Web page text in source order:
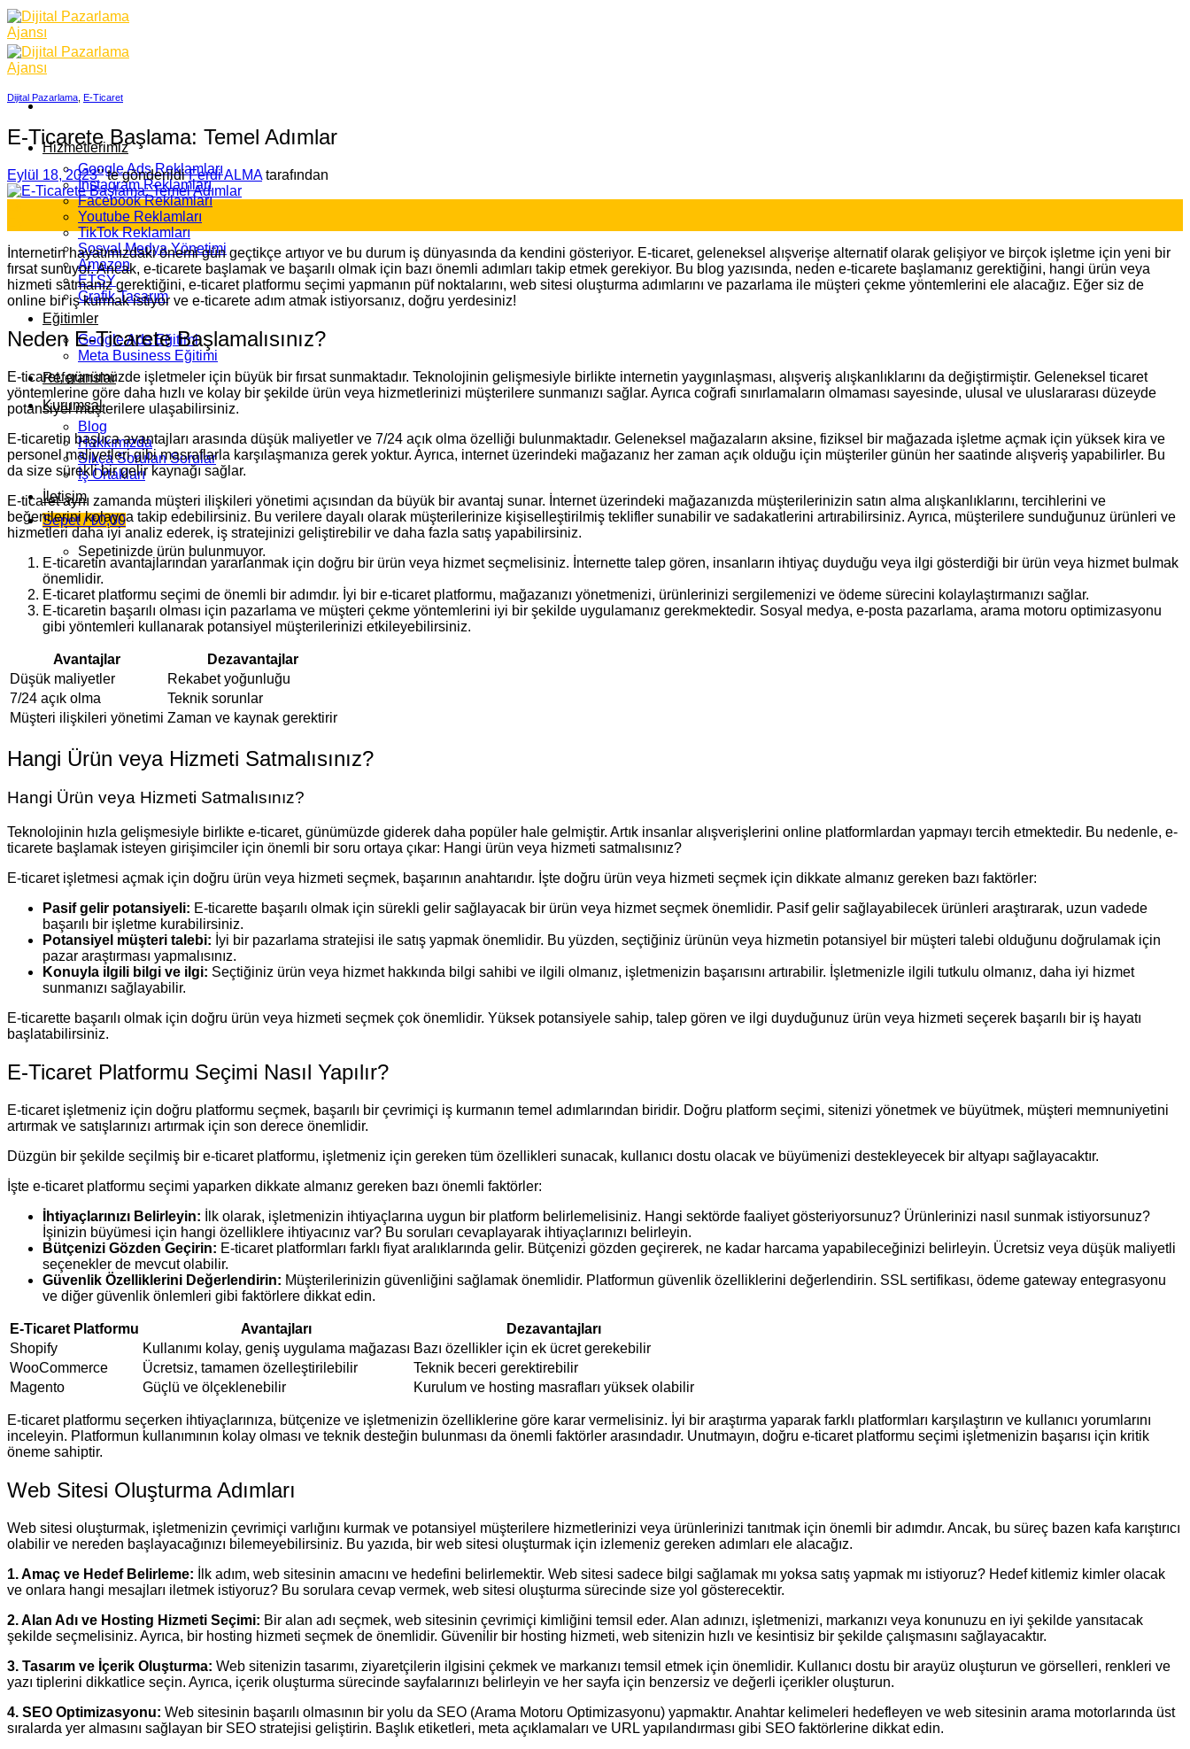
Skip
to
content
Hizmetlerimiz
Google Ads Reklamları
İnstagram Reklamları
Facebook Reklamları
Youtube Reklamları
TikTok Reklamları
Sosyal Medya Yönetimi
Amazon
ETSY
Grafik Tasarım
Eğitimler
Google Ads Eğitimi
Meta Business Eğitimi
Referanslar
Kurumsal
Blog
Hakkımızda
Sıkça Sorulan Sorular
İş Ortakları
İletişim
Sepet /₺0,00
Sepetinizde ürün bulunmuyor.
Dijital Pazarlama E-Ticaret
E-Ticarete Başlama: Temel Adımlar
Eylül 18, 2023’' te gönderildi Ferdi ALMAtarafından
İnternetin hayatımızdaki önemi gün geçtikçe artıyor ve bu durum iş dünyasında da kendini gösteriyor. E-ticaret, geleneksel alışverişe alternatif olarak gelişiyor ve birçok işletme için yeni bir
fırsat sunuyor. Ancak, e-ticarete başlamak ve başarılı olmak için bazı önemli adımları takip etmek gerekiyor. Bu blog yazısında, neden e-ticarete başlamanız gerektiğini, hangi ürün veya
hizmeti satmanız gerektiğini, e-ticaret platformu seçimi yapmanın püf noktalarını, web sitesi oluşturma adımlarını ve pazarlama ile müşteri çekme yöntemlerini ele alacağız. Eğer siz de
online bir iş kurmak istiyor ve e-ticarete adım atmak istiyorsanız, doğru yerdesiniz!
Neden E-Ticarete Başlamalısınız?
E-ticaret, günümüzde işletmeler için büyük bir fırsat sunmaktadır. Teknolojinin gelişmesiyle birlikte internetin yaygınlaşması, alışveriş alışkanlıklarını da değiştirmiştir. Geleneksel ticaret
yöntemlerine göre daha hızlı ve kolay bir şekilde ürün veya hizmetlerinizi müşterilere sunmanızı sağlar. Ayrıca coğrafi sınırlamaların olmaması sayesinde, ulusal ve uluslararası düzeyde
potansiyel müşterilere ulaşabilirsiniz.
E-ticaretin başlıca avantajları arasında düşük maliyetler ve 7/24 açık olma özelliği bulunmaktadır. Geleneksel mağazaların aksine, fiziksel bir mağazada işletme açmak için yüksek kira ve
personel maliyetleri gibi masraflarla karşılaşmanıza gerek yoktur. Ayrıca, internet üzerindeki mağazanız her zaman açık olduğu için müşteriler günün her saatinde alışveriş yapabilirler. Bu
da size sürekli bir gelir kaynağı sağlar.
E-ticaret aynı zamanda müşteri ilişkileri yönetimi açısından da büyük bir avantaj sunar. İnternet üzerindeki mağazanızda müşterilerinizin satın alma alışkanlıklarını, tercihlerini ve
beğenilerini kolayca takip edebilirsiniz. Bu verilere dayalı olarak müşterilerinize kişiselleştirilmiş teklifler sunabilir ve sadakatlerini artırabilirsiniz. Ayrıca, müşterilere sunduğunuz ürünleri ve
hizmetleri daha iyi analiz ederek, iş stratejinizi geliştirebilir ve daha fazla satış yapabilirsiniz.
E-ticaretin avantajlarından yararlanmak için doğru bir ürün veya hizmet seçmelisiniz. İnternette talep gören, insanların ihtiyaç duyduğu veya ilgi gösterdiği bir ürün veya hizmet bulmak
önemlidir.
E-ticaret platformu seçimi de önemli bir adımdır. İyi bir e-ticaret platformu, mağazanızı yönetmenizi, ürünlerinizi sergilemenizi ve ödeme sürecini kolaylaştırmanızı sağlar.
E-ticaretin başarılı olması için pazarlama ve müşteri çekme yöntemlerini iyi bir şekilde uygulamanız gerekmektedir. Sosyal medya, e-posta pazarlama, arama motoru optimizasyonu
gibi yöntemleri kullanarak potansiyel müşterilerinizi etkileyebilirsiniz.
Avantajlar
Dezavantajlar
Düşük maliyetler
Rekabet yoğunluğu
7/24 açık olma
Teknik sorunlar
Müşteri ilişkileri yönetimi Zaman ve kaynak gerektirir
Hangi Ürün veya Hizmeti Satmalısınız?
Hangi Ürün veya Hizmeti Satmalısınız?
Teknolojinin hızla gelişmesiyle birlikte e-ticaret, günümüzde giderek daha popüler hale gelmiştir. Artık insanlar alışverişlerini online platformlardan yapmayı tercih etmektedir. Bu nedenle, e-
ticarete başlamak isteyen girişimciler için önemli bir soru ortaya çıkar: Hangi ürün veya hizmeti satmalısınız?
E-ticaret işletmesi açmak için doğru ürün veya hizmeti seçmek, başarının anahtarıdır. İşte doğru ürün veya hizmeti seçmek için dikkate almanız gereken bazı faktörler:
Pasif gelir potansiyeli: E-ticarette başarılı olmak için sürekli gelir sağlayacak bir ürün veya hizmet seçmek önemlidir. Pasif gelir sağlayabilecek ürünleri araştırarak, uzun vadede
başarılı bir işletme kurabilirsiniz.
Potansiyel müşteri talebi: İyi bir pazarlama stratejisi ile satış yapmak önemlidir. Bu yüzden, seçtiğiniz ürünün veya hizmetin potansiyel bir müşteri talebi olduğunu doğrulamak için
pazar araştırması yapmalısınız.
Konuyla ilgili bilgi ve ilgi: Seçtiğiniz ürün veya hizmet hakkında bilgi sahibi ve ilgili olmanız, işletmenizin başarısını artırabilir. İşletmenizle ilgili tutkulu olmanız, daha iyi hizmet
sunmanızı sağlayabilir.
E-ticarette başarılı olmak için doğru ürün veya hizmeti seçmek çok önemlidir. Yüksek potansiyele sahip, talep gören ve ilgi duyduğunuz ürün veya hizmeti seçerek başarılı bir iş hayatı
başlatabilirsiniz.
E-Ticaret Platformu Seçimi Nasıl Yapılır?
E-ticaret işletmeniz için doğru platformu seçmek, başarılı bir çevrimiçi iş kurmanın temel adımlarından biridir. Doğru platform seçimi, sitenizi yönetmek ve büyütmek, müşteri memnuniyetini
artırmak ve satışlarınızı artırmak için son derece önemlidir.
Düzgün bir şekilde seçilmiş bir e-ticaret platformu, işletmeniz için gereken tüm özellikleri sunacak, kullanıcı dostu olacak ve büyümenizi destekleyecek bir altyapı sağlayacaktır.
İşte e-ticaret platformu seçimi yaparken dikkate almanız gereken bazı önemli faktörler:
İhtiyaçlarınızı Belirleyin: İlk olarak, işletmenizin ihtiyaçlarına uygun bir platform belirlemelisiniz. Hangi sektörde faaliyet gösteriyorsunuz? Ürünlerinizi nasıl sunmak istiyorsunuz?
İşinizin büyümesi için hangi özelliklere ihtiyacınız var? Bu soruları cevaplayarak ihtiyaçlarınızı belirleyin.
Bütçenizi Gözden Geçirin: E-ticaret platformları farklı fiyat aralıklarında gelir. Bütçenizi gözden geçirerek, ne kadar harcama yapabileceğinizi belirleyin. Ücretsiz veya düşük maliyetli
seçenekler de mevcut olabilir.
Güvenlik Özelliklerini Değerlendirin: Müşterilerinizin güvenliğini sağlamak önemlidir. Platformun güvenlik özelliklerini değerlendirin. SSL sertifikası, ödeme gateway entegrasyonu
ve diğer güvenlik önlemleri gibi faktörlere dikkat edin.
E-Ticaret Platformu Avantajları
Dezavantajları
Shopify
Kullanımı kolay, geniş uygulama mağazası Bazı özellikler için ek ücret gerekebilir
WooCommerce
Ücretsiz, tamamen özelleştirilebilir
Teknik beceri gerektirebilir
Magento
Güçlü ve ölçeklenebilir Kurulum ve hosting masrafları yüksek olabilir
E-ticaret platformu seçerken ihtiyaçlarınıza, bütçenize ve işletmenizin özelliklerine göre karar vermelisiniz. İyi bir araştırma yaparak farklı platformları karşılaştırın ve kullanıcı yorumlarını
inceleyin. Platformun kullanımının kolay olması ve teknik desteğin bulunması da önemli faktörler arasındadır. Unutmayın, doğru e-ticaret platformu seçimi işletmenizin başarısı için kritik
öneme sahiptir.
Web Sitesi Oluşturma Adımları
Web sitesi oluşturmak, işletmenizin çevrimiçi varlığını kurmak ve potansiyel müşterilere hizmetlerinizi veya ürünlerinizi tanıtmak için önemli bir adımdır. Ancak, bu süreç bazen kafa karıştırıcı
olabilir ve nereden başlayacağınızı bilemeyebilirsiniz. Bu yazıda, bir web sitesi oluşturmak için izlemeniz gereken adımları ele alacağız.
1. Amaç ve Hedef Belirleme: İlk adım, web sitesinin amacını ve hedefini belirlemektir. Web sitesi sadece bilgi sağlamak mı yoksa satış yapmak mı istiyoruz? Hedef kitlemiz kimler olacak
ve onlara hangi mesajları iletmek istiyoruz? Bu sorulara cevap vermek, web sitesi oluşturma sürecinde size yol gösterecektir.
2. Alan Adı ve Hosting Hizmeti Seçimi: Bir alan adı seçmek, web sitesinin çevrimiçi kimliğini temsil eder. Alan adınızı, işletmenizi, markanızı veya konunuzu en iyi şekilde yansıtacak
şekilde seçmelisiniz. Ayrıca, bir hosting hizmeti seçmek de önemlidir. Güvenilir bir hosting hizmeti, web sitenizin hızlı ve kesintisiz bir şekilde çalışmasını sağlayacaktır.
3. Tasarım ve İçerik Oluşturma: Web sitenizin tasarımı, ziyaretçilerin ilgisini çekmek ve markanızı temsil etmek için önemlidir. Kullanıcı dostu bir arayüz oluşturun ve görselleri, renkleri ve
yazı tiplerini dikkatlice seçin. Ayrıca, içerik oluşturma sürecinde sayfalarınızı belirleyin ve her sayfa için benzersiz ve değerli içerikler oluşturun.
4. SEO Optimizasyonu: Web sitesinin başarılı olmasının bir yolu da SEO (Arama Motoru Optimizasyonu) yapmaktır. Anahtar kelimeleri hedefleyen ve web sitesinin arama motorlarında üst
sıralarda yer almasını sağlayan bir SEO stratejisi geliştirin. Başlık etiketleri, meta açıklamaları ve URL yapılandırması gibi SEO faktörlerine dikkat edin.